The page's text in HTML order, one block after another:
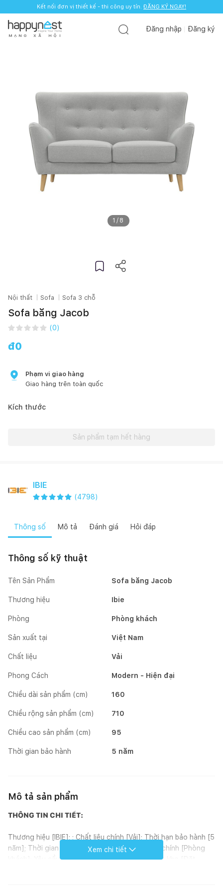
Kết nối đơn vị thiết kế - thi công uy tín. ĐĂNG KÝ NGAY!
M Ạ N G X Ã H Ộ I
Đăng nhập Đăng ký
1 / 8
Nội thất Sofa Sofa 3 chỗ
Sofa băng Jacob
(0)
đ0
Phạm vi giao hàng
Giao hàng trên toàn quốc
Kích thước
Sản phẩm tạm hết hàng
IBIE
(4798)
Thông số Mô tả Đánh giá Hỏi đáp
Thông số kỹ thuật
Tên Sản Phẩm Sofa băng Jacob
Thương hiệu Ibie
Phòng Phòng khách
Sản xuất tại Việt Nam
Chất liệu Vải
Phong Cách Modern - Hiện đại
Chiều dài sản phẩm (cm) 160
Chiều rộng sản phẩm (cm) 710
Chiều cao sản phẩm (cm) 95
Thời gian bảo hành 5 năm
Mô tả sản phẩm
THÔNG TIN CHI TIẾT:
Thương hiệu [IBIE]; ; Chất liệu chính [Vải]; Thời hạn bảo hành [5
năm]; Thời gian giao hàng [7-10 ngày]; Phòng chính [Phòng
khách]; Yêu cầu lắp đặt [Không]; Tình trạng tồn kho [Đặt
Xem chi tiết